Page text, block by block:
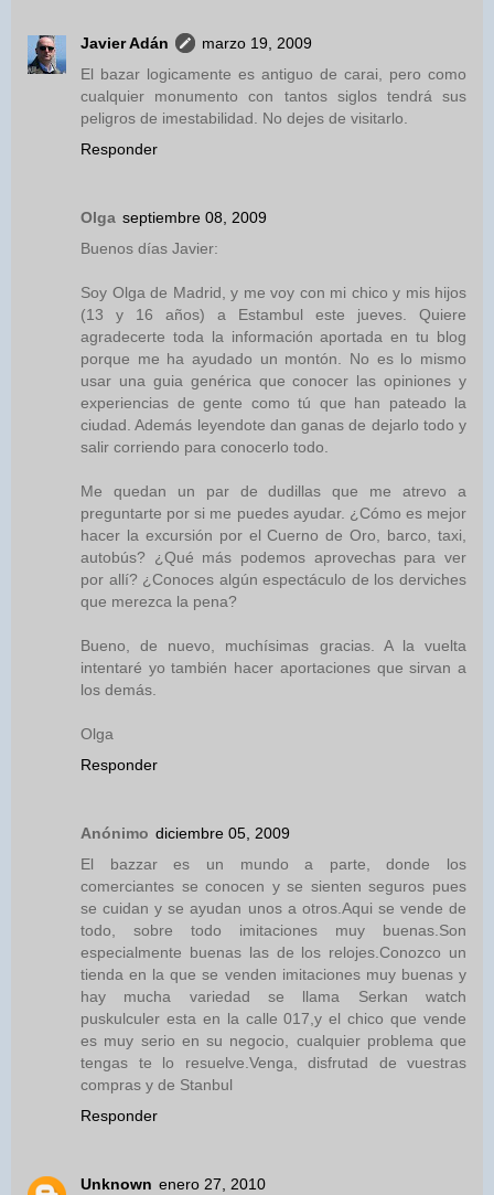
Javier Adán
marzo 19, 2009
El bazar logicamente es antiguo de carai, pero como
cualquier monumento con tantos siglos tendrá sus
peligros de imestabilidad. No dejes de visitarlo.
Responder
Olga septiembre 08, 2009
Buenos días Javier:
Soy Olga de Madrid, y me voy con mi chico y mis hijos
(13 y 16 años) a Estambul este jueves. Quiere
agradecerte toda la información aportada en tu blog
porque me ha ayudado un montón. No es lo mismo
usar una guia genérica que conocer las opiniones y
experiencias de gente como tú que han pateado la
ciudad. Además leyendote dan ganas de dejarlo todo y
salir corriendo para conocerlo todo.
Me quedan un par de dudillas que me atrevo a
preguntarte por si me puedes ayudar. ¿Cómo es mejor
hacer la excursión por el Cuerno de Oro, barco, taxi,
autobús? ¿Qué más podemos aprovechas para ver
por allí? ¿Conoces algún espectáculo de los derviches
que merezca la pena?
Bueno, de nuevo, muchísimas gracias. A la vuelta
intentaré yo también hacer aportaciones que sirvan a
los demás.
Olga
Responder
Anónimo diciembre 05, 2009
El bazzar es un mundo a parte, donde los
comerciantes se conocen y se sienten seguros pues
se cuidan y se ayudan unos a otros.Aqui se vende de
todo, sobre todo imitaciones muy buenas.Son
especialmente buenas las de los relojes.Conozco un
tienda en la que se venden imitaciones muy buenas y
hay mucha variedad se llama Serkan watch
puskulculer esta en la calle 017,y el chico que vende
es muy serio en su negocio, cualquier problema que
tengas te lo resuelve.Venga, disfrutad de vuestras
compras y de Stanbul
Responder
Unknown enero 27, 2010